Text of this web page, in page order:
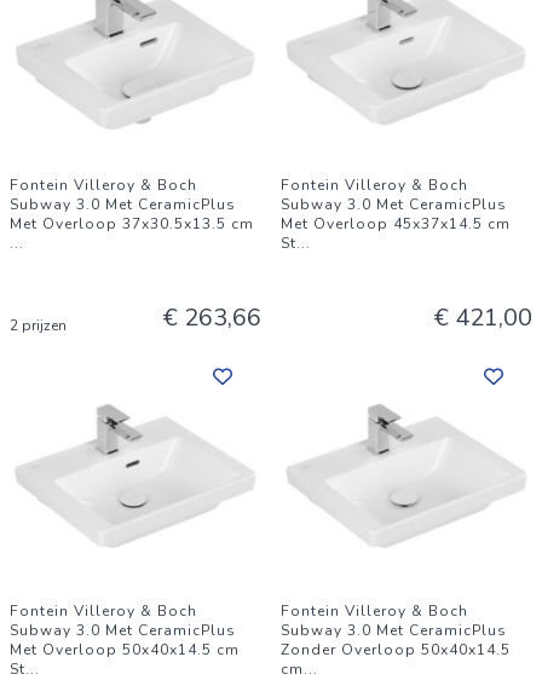
Fontein Villeroy & Boch
Subway 3.0 Met CeramicPlus
Met Overloop 37x30.5x13.5 cm
...
2 prijzen € 263,66
Fontein Villeroy & Boch
Subway 3.0 Met CeramicPlus
Met Overloop 45x37x14.5 cm
St...
€ 421,00
Fontein Villeroy & Boch
Subway 3.0 Met CeramicPlus
Met Overloop 50x40x14.5 cm
St...
Fontein Villeroy & Boch
Subway 3.0 Met CeramicPlus
Zonder Overloop 50x40x14.5
cm...